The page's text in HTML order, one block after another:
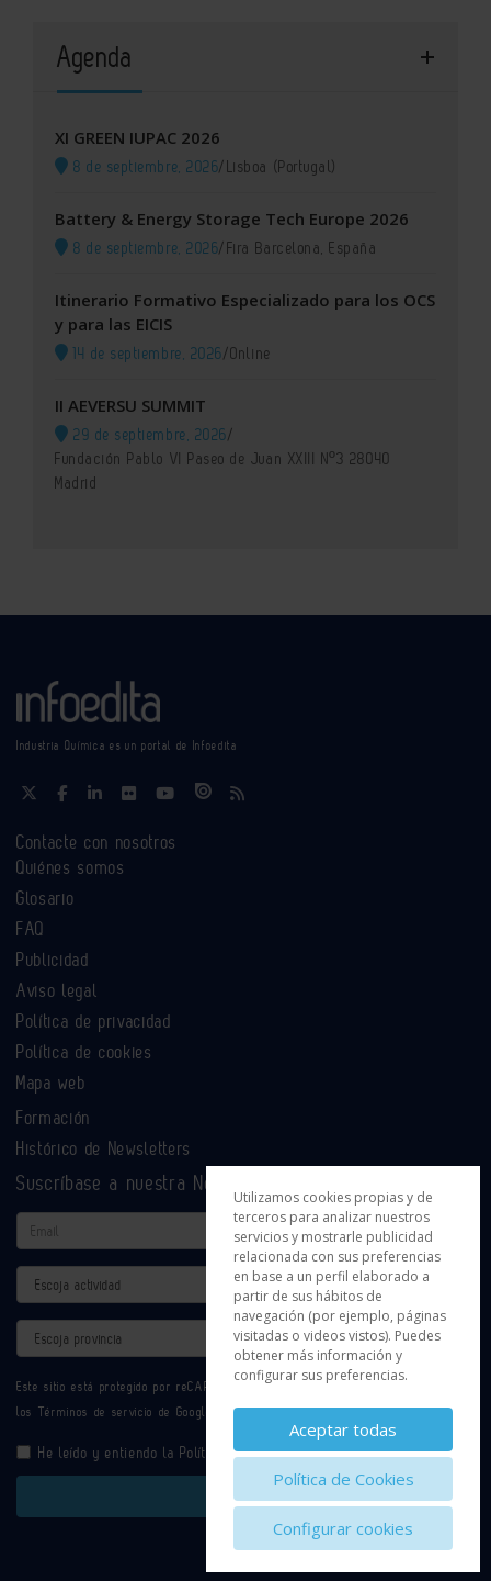
Agenda
XI GREEN IUPAC 2026
8 de septiembre, 2026/Lisboa (Portugal)
Battery & Energy Storage Tech Europe 2026
8 de septiembre, 2026/Fira Barcelona, España
Itinerario Formativo Especializado para los OCS
y para las EICIS
14 de septiembre, 2026/Online
II AEVERSU SUMMIT
29 de septiembre, 2026/
Fundación Pablo VI Paseo de Juan XXIII Nº3 28040
Madrid
Industria Química es un portal de Infoedita
Contacte con nosotros
Quiénes somos
Glosario
FAQ
Publicidad
Aviso legal
Política de privacidad
Política de cookies
Mapa web
Formación
Histórico de Newsletters
Suscríbase a nuestra Newsletter
Email
Actividad
Provincia
Este sitio está protegido por reCAPTCHA y se aplican la
los Términos de servicio de Google.
He leído y entiendo la Política de Privacidad
Enviar
Utilizamos cookies propias y de
terceros para analizar nuestros
servicios y mostrarle publicidad
relacionada con sus preferencias
en base a un perfil elaborado a
partir de sus hábitos de
navegación (por ejemplo, páginas
visitadas o videos vistos). Puedes
obtener más información y
configurar sus preferencias.
Aceptar todas
Política de Cookies
Configurar cookies